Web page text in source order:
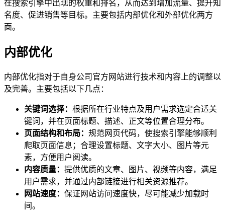
在搜索引擎中出现的权重和排名，从而达到增加流量、提升知
名度、促进销售等目标。主要包括内部优化和外部优化两方
面。
内部优化
内部优化指对于自身公司官方网站进行技术和内容上的调整以
及完善。主要包括以下几点：
关键词选择： 根据所在行业特点及用户需求选定合适关
键词，并在页面标题、描述、正文等位置合理分布。
页面结构和布局： 规范网页代码，使搜索引擎能够顺利
爬取页面信息；合理设置标题、文字大小、图片等元
素，方便用户阅读。
内容质量： 提供优质的文章、图片、视频等内容，满足
用户需求，并通过内部链接进行相关资源推荐。
网站速度： 保证网站访问速度快，尽可能减少加载时
间。